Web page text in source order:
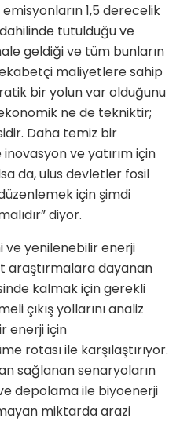
emisyonların 1,5 derecelik
tutulduğu ve
geldiği ve tüm bunların
maliyetlere sahip
bir yolun var olduğunu
ne de tekniktir;
Daha temiz bir
ve yatırım için
da, ulus devletler fosil
için şimdi
diyor.
ve yenilenebilir enerji
araştırmalara dayanan
kalmak için gerekli
çıkış yollarını analiz
enerji için
rotası ile karşılaştırıyor.
sağlanan senaryoların
depolama ile biyoenerji
miktarda arazi